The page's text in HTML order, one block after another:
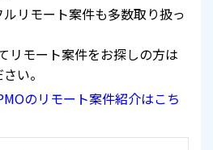
リモート案件も多数取り扱っ
リモート案件をお探しの方は
い。
のリモート案件紹介はこち